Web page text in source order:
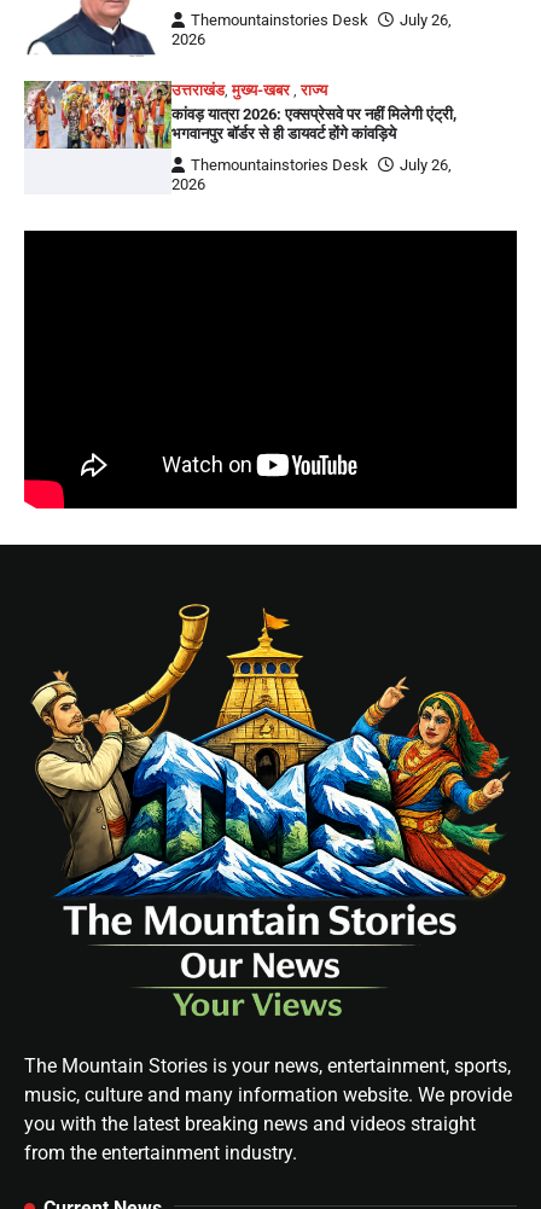
Themountainstories Desk
July 26,
2026
उत्तराखंड,मुख्य-खबर,राज्य
कांवड़ यात्रा 2026: एक्सप्रेसवे पर नहीं मिलेगी एंट्री,
भगवानपुर बॉर्डर से ही डायवर्ट होंगे कांवड़िये
Themountainstories Desk
July 26,
2026
The Mountain Stories is your news, entertainment, sports,
music, culture and many information website. We provide
you with the latest breaking news and videos straight
from the entertainment industry.